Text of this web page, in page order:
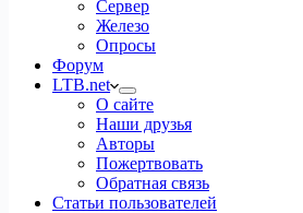
Сервер
Железо
Опросы
Форум
LTB.net
О сайте
Наши друзья
Авторы
Пожертвовать
Обратная связь
Статьи пользователей